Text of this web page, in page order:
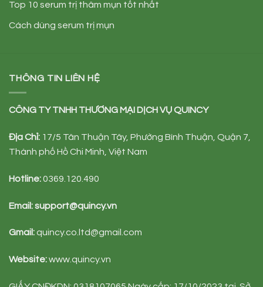
Top 10 serum trị thâm mụn tốt nhất
Cách dùng serum trị mụn
THÔNG TIN LIÊN HỆ
CÔNG TY TNHH THƯƠNG MẠI D CH VỤQUINCY
Địa Chỉ: 17/5 Tân Thuận Tây, Phường Bình Thuận, Quận 7,
Thành phố Hồ Chi Minh, Việt Nam
Hotline:0369.120.490
Email:support@quincy.vn
Gmail: quincy.co.ltd@gmail.com
Website:www.quincy.vn